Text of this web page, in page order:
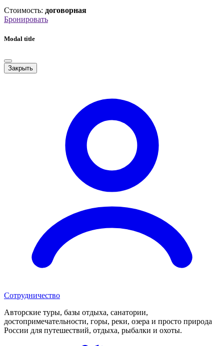
Стоимость: договорная
Бронировать
Modal title
Закрыть
Сотрудничество
Авторские туры, базы отдыха, санатории,
достопримечательности, горы, реки, озера и просто природа
России для путешествий, отдыха, рыбалки и охоты.